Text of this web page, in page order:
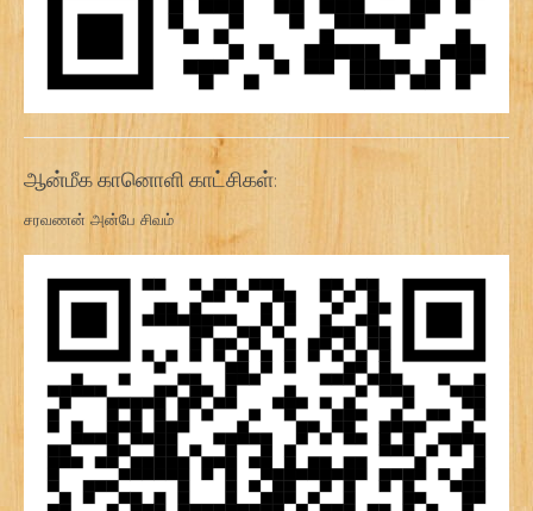
ஆன்மீக கானொளி காட்சிகள்:
சரவணன் அன்பே சிவம்